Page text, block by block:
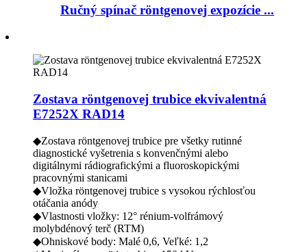
Ručný spínač röntgenovej expozície ...
Zostava röntgenovej trubice ekvivalentná
E7252X RAD14
◆Zostava röntgenovej trubice pre všetky rutinné
diagnostické vyšetrenia s konvenčnými alebo
digitálnymi rádiografickými a fluoroskopickými
pracovnými stanicami
◆Vložka röntgenovej trubice s vysokou rýchlosťou
otáčania anódy
◆Vlastnosti vložky: 12° rénium-volfrámový
molybdénový terč (RTM)
◆Ohniskové body: Malé 0,6, Veľké: 1,2